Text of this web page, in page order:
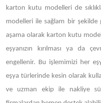
karton kutu modelleri de
modelleri ile sağlam bir şekilde
aşama olarak karton kutu
eşyanızın kırılması ya da
engellenir. Bu işlemimizi her
eşya türlerinde kesin olarak
ve uzman ekip ile nakliye